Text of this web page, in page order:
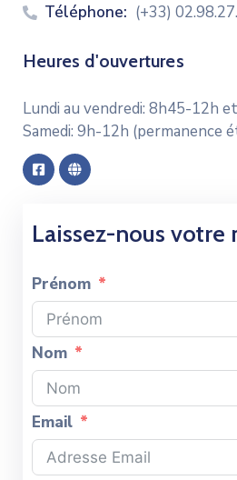
Téléphone: (+33)
Heures d'ouvertures
Lundi au vendredi: 8h45-12h
Samedi: 9h-12h (permanence
Laissez-nous votre
Prénom
Nom
Email